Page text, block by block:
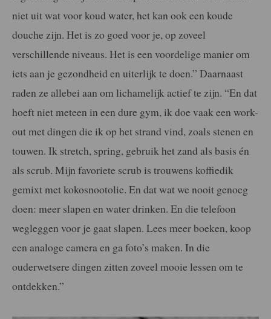
niet uit wat voor koud water, het kan ook een koude
douche zijn. Het is zo goed voor je, op zoveel
verschillende niveaus. Het is een voordelige manier om
iets aan je gezondheid en uiterlijk te doen.” Daarnaast
raden ze allebei aan om lichamelijk actief te zijn. “En dat
hoeft niet meteen in een dure gym, ik doe vaak een work-
out met dingen die ik op het strand vind, zoals stenen en
touwen. Ik stretch, spring, gebruik het zand als basis én
als scrub. Mijn favoriete scrub is trouwens koffiedik
gemixt met kokosnootolie. En dat wat we nooit genoeg
doen: meer slapen en water drinken. En die telefoon
wegleggen voor je gaat slapen. Lees meer boeken, koop
een analoge camera en ga foto’s maken. In die
ouderwetsere dingen zitten zoveel mooie lessen om te
ontdekken.”